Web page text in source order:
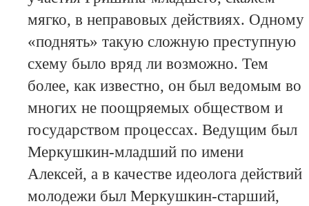
мягко, в неправовых действиях. Одному
«поднять» такую сложную преступную
схему было вряд ли возможно. Тем
более, как известно, он был ведомым во
многих не поощряемых обществом и
государством процессах. Ведущим был
Меркушкин-младший по имени
Алексей, а в качестве идеолога действий
молодежи был Меркушкин-старший,